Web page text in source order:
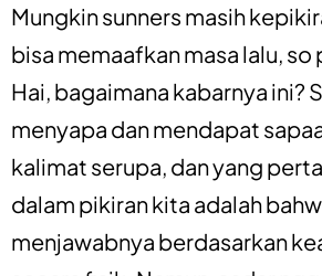
Mungkin sunners masih
bisa memaafkan masa lalu, so
Hai, bagaimana kabarnya ini?
menyapa dan mendapat
kalimat serupa, dan yang
dalam pikiran kita adalah
menjawabnya berdasarkan